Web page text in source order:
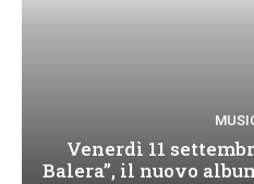
Venerdì 11
Balera”, il nuovo